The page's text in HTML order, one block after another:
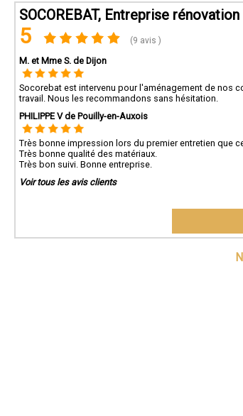
SOCOREBAT, Entreprise
5 (9 avis )
M. et Mme S. de Dijon
Socorebat est intervenu pour l'aménagement de nos
travail. Nous les recommandons sans hésitation.
PHILIPPE V de Pouilly-en-Auxois
Très bonne impression lors du premier entretien que
Très bonne qualité des matériaux.
Très bon suivi. Bonne entreprise.
Voir tous les avis clients